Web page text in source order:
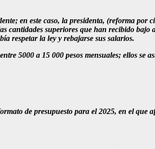
en este caso, la presidenta, (reforma por
superiores que han recibido bajo
respetar la ley y rebajarse sus salarios.
5000 a 15 000 pesos mensuales; ellos se
de presupuesto para el 2025, en el que